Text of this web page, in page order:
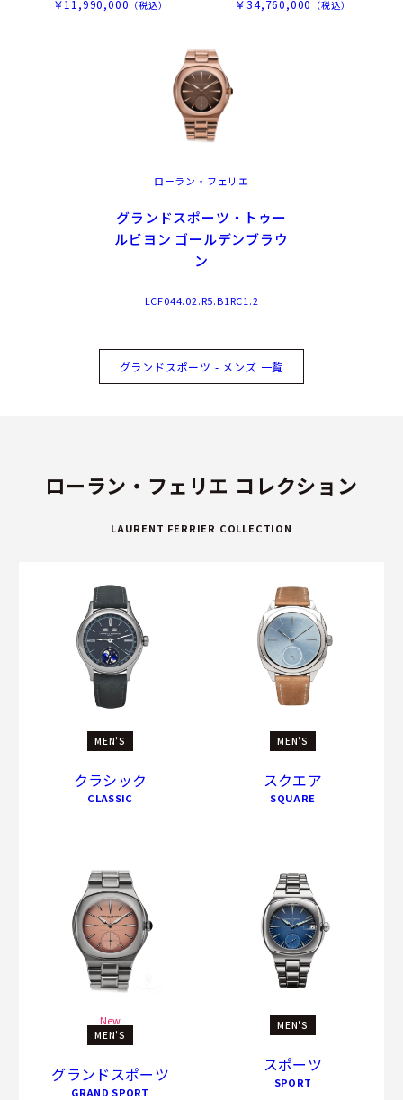
￥11,990,000 （税込） ￥34,760,000 （税込）
ローラン・フェリエ
グランドスポーツ・トゥー
ルビヨン ゴールデンブラウ
ン
LCF044.02.R5.B1RC1.2
グランドスポーツ - メンズ 一覧
ローラン・フェリエ コレクション
LAURENT FERRIER COLLECTION
MEN'S
クラシック
CLASSIC
MEN'S
スクエア
SQUARE
New
MEN'S
グランドスポーツ
GRAND SPORT
MEN'S
スポーツ
SPORT